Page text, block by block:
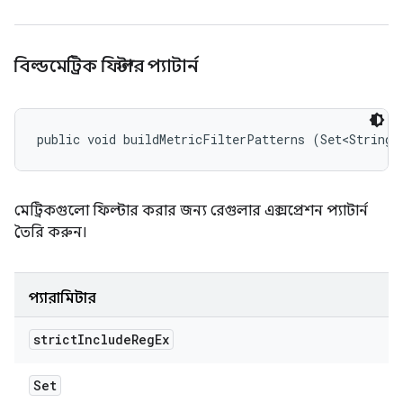
বিল্ডমেট্রিক ফিল্টার প্যাটার্ন
public void buildMetricFilterPatterns (Set<String>
মেট্রিকগুলো ফিল্টার করার জন্য রেগুলার এক্সপ্রেশন প্যাটার্ন
তৈরি করুন।
প্যারামিটার
strictIncludeRegEx
Set